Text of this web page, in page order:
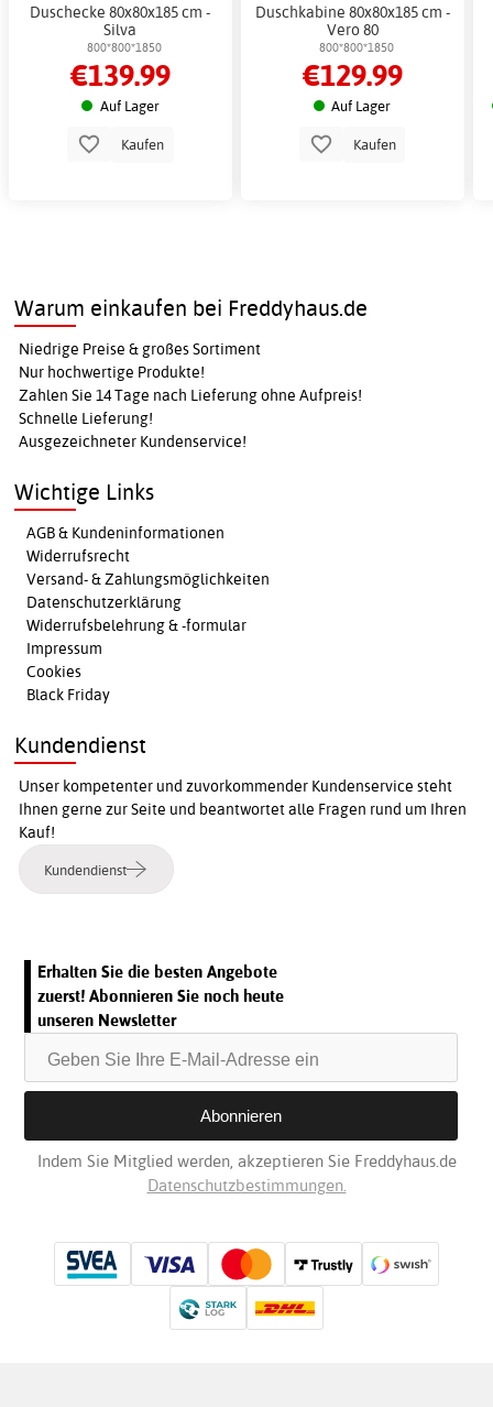
Duschecke 80x80x185 cm -
Silva
800*800*1850
€139.99
Auf Lager
Kaufen
Duschkabine 80x80x185 cm -
Vero 80
800*800*1850
€129.99
Auf Lager
Kaufen
Warum einkaufen bei Freddyhaus.de
Niedrige Preise & großes Sortiment
Nur hochwertige Produkte!
Zahlen Sie 14 Tage nach Lieferung ohne Aufpreis!
Schnelle Lieferung!
Ausgezeichneter Kundenservice!
Wichtige Links
AGB & Kundeninformationen
Widerrufsrecht
Versand- & Zahlungsmöglichkeiten
Datenschutzerklärung
Widerrufsbelehrung & -formular
Impressum
Cookies
Black Friday
Kundendienst
Unser kompetenter und zuvorkommender Kundenservice steht
Ihnen gerne zur Seite und beantwortet alle Fragen rund um Ihren
Kauf!
Kundendienst
Erhalten Sie die besten Angebote
zuerst! Abonnieren Sie noch heute
unseren Newsletter
Indem Sie Mitglied werden, akzeptieren Sie Freddyhaus.de
Datenschutzbestimmungen.